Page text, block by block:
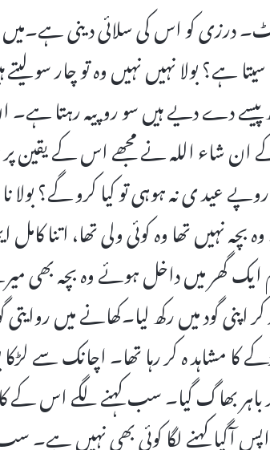
درزی کو اس کی سلائی دینی
ہے؟ بولا نہیں نہیں وہ تو چار سو
پیسے دے دیے ہیں سو روپیہ رہتا
شاء اللہ نے مجھے اس کے یقین پر
عید ی نہ ہوہی تو کیا کرو گے؟ بولا نا
نہیں تھا وہ کوئی ولی تھا، اتنا کامل
گھر میں داخل ہوئے وہ بچہ بھی
اپنی گود میں رکھ لیا۔کھانے میں
مشاہد ہ کر رہا تھا۔ اچانک سے
بھاگ گیا۔ سب کہنے لگے اس کے
آگیا کہنے لگا کوئی بھی نہیں ہے۔ سب